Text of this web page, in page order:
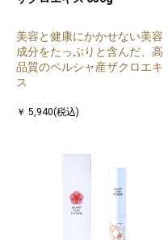
美容と健康にかかせない美容
成分をたっぷりと含んだ、高
品質のペルシャ産ザクロエキ
ス
￥ 5,940(税込)